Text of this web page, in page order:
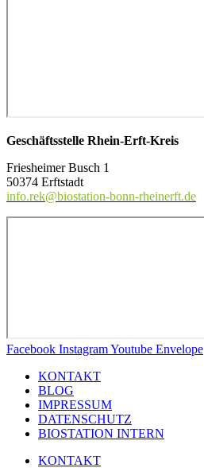
Geschäftsstelle Rhein-Erft-Kreis
Friesheimer Busch 1
50374 Erftstadt
info.rek@biostation-bonn-rheinerft.de
Facebook InstagramYoutube Envelope
KONTAKT
BLOG
IMPRESSUM
DATENSCHUTZ
BIOSTATION INTERN
KONTAKT